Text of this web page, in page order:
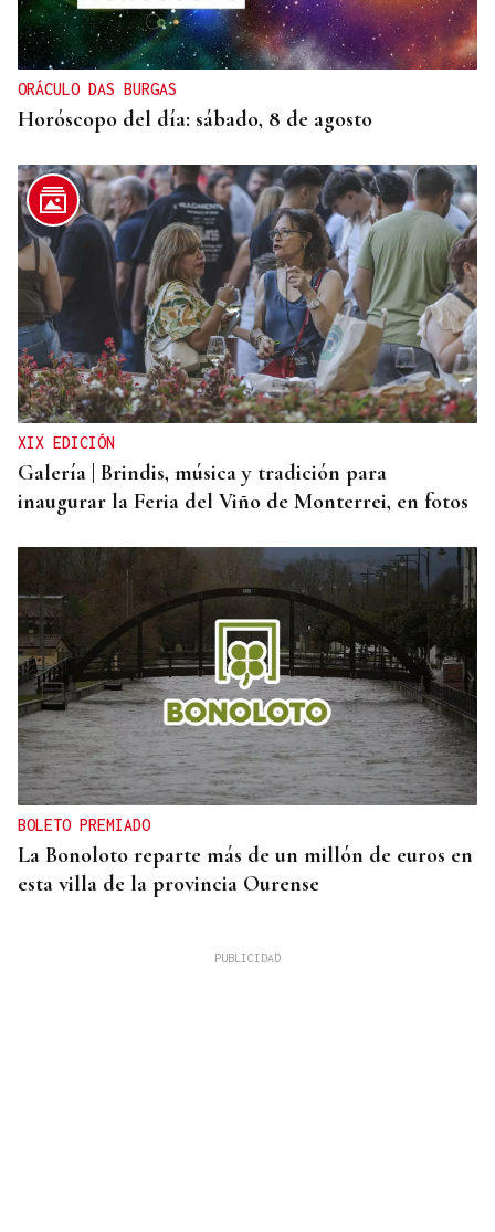
Un herido en la colisión entre dos coches en la
entrada a las termas de Outariz
ORÁCULO DAS BURGAS
Horóscopo del día: sábado, 8 de agosto
XIX EDICIÓN
Galería | Brindis, música y tradición para
inaugurar la Feria del Viño de Monterrei, en fotos
BOLETO PREMIADO
La Bonoloto reparte más de un millón de euros en
esta villa de la provincia Ourense